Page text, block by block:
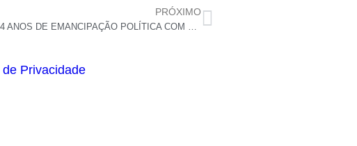
PRÓXIMO
[VÍDEO] LAGOA DE PEDRAS CELEBRA 64 ANOS DE EMANCIPAÇÃO POLÍTICA COM GRANDE FESTA E ATRAÇÕES NACIONAIS NO DIA 16 DE MAIO
Privacidade